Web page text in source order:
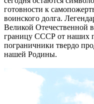
готовности к
воинского долга.
Великой Отечественной
границу СССР от наших
пограничники твердо
нашей Родины.